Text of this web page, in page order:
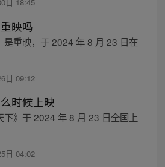
日 18:45
映吗
是重映，于 2024 年 8 月 23 日在
日 09:12
时候上映
下》于 2024 年 8 月 23 日全国上
日 04:02